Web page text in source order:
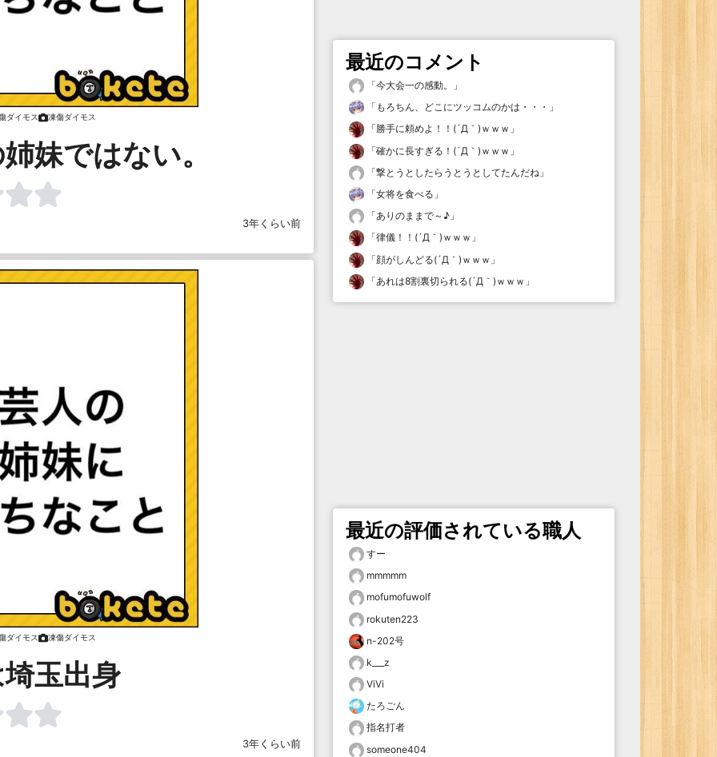
ダイモス 凍傷ダイモス
妹ではない。
3年くらい前
ダイモス 凍傷ダイモス
玉出身
3年くらい前
最近のコメント
「今大会一の感動。
」
「 もろちん、どこにツッコムのかは・・・ 」
「勝手に頼めよ！！(´Д｀)ｗｗｗ 」
「確かに長すぎる！(´Д｀)ｗｗｗ 」
「撃とうとしたらうとうとしてたんだね 」
「女将を食べる 」
「ありのままで～♪ 」
「律儀！！(´Д｀)ｗｗｗ 」
「顔がしんどる(´Д｀)ｗｗｗ 」
「あれは8割裏切られる(´Д｀)ｗｗｗ 」
最近の評価されている職人
すー
mmmmm
mofumofuwolf
rokuten223
n-202号
k___z
ViVi
たろごん
指名打者
someone404